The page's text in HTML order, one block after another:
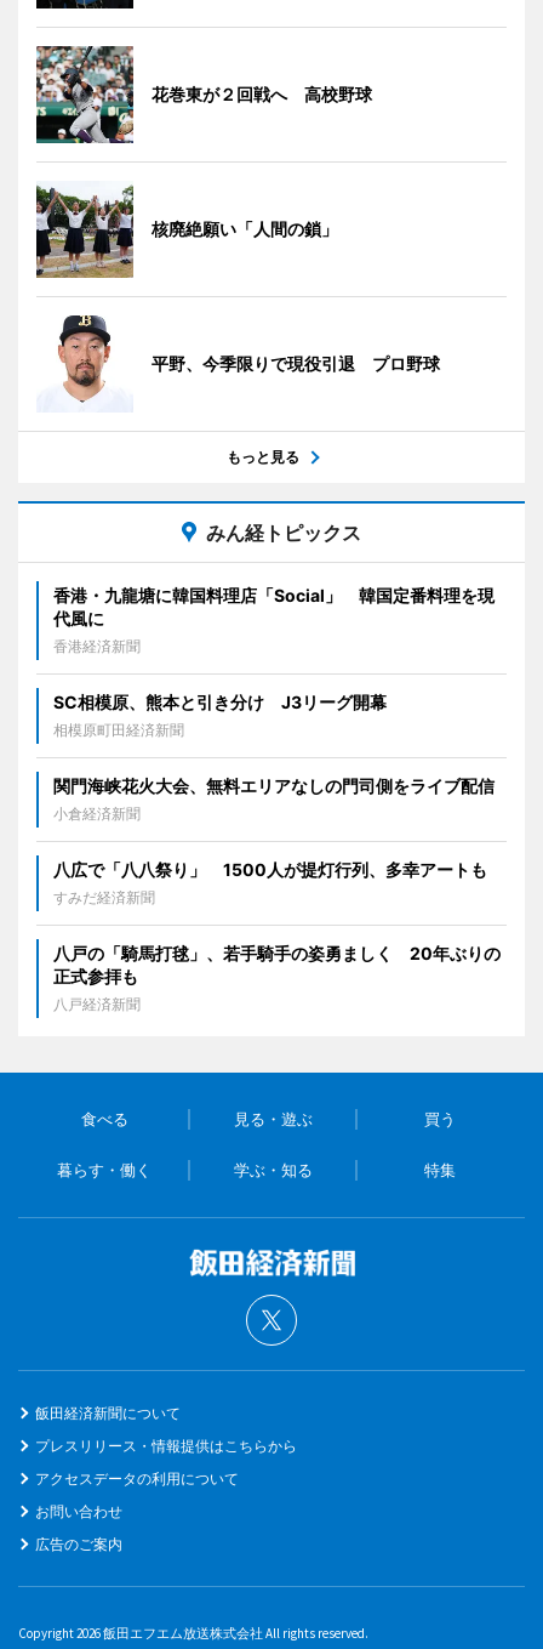
花巻東が２回戦へ 高校野球
核廃絶願い「人間の鎖」
平野、今季限りで現役引退 プロ野球
もっと見る
みん経トピックス
香港・九龍塘に韓国料理店「Social」 韓国定番料理を現
代風に
香港経済新聞
SC相模原、熊本と引き分け J3リーグ開幕
相模原町田経済新聞
関門海峡花火大会、無料エリアなしの門司側をライブ配信
小倉経済新聞
八広で「八八祭り」 1500人が提灯行列、多幸アートも
すみだ経済新聞
八戸の「騎馬打毬」、若手騎手の姿勇ましく 20年ぶりの
正式参拝も
八戸経済新聞
食べる 見る・遊ぶ 買う
暮らす・働く 学ぶ・知る 特集
飯田経済新聞について
プレスリリース・情報提供はこちらから
アクセスデータの利用について
お問い合わせ
広告のご案内
Copyright 2026 飯田エフエム放送株式会社 All rights reserved.